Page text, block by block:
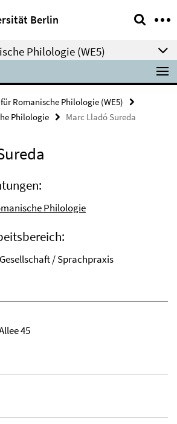
Berlin
Philologie (WE5)
Romanische Philologie (WE5)
Philologie Marc Lladó Sureda
Philologie
/ Sprachpraxis
45